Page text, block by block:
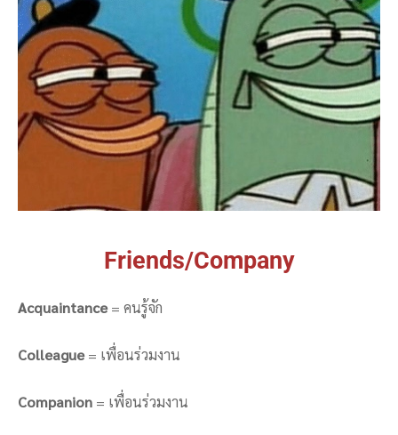
Friends/Company
Acquaintance= คนรู้จัก
Colleague= เพื่อนร่วมงาน
Companion = เพื่อนร่วมงาน